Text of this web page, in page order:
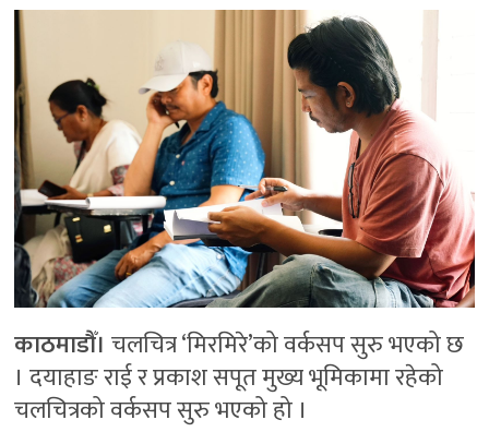
काठमाडौँ। चलचित्र ‘मिरमिरे’को वर्कसप सुरु भएको छ
। दयाहाङ राई र प्रकाश सपूत मुख्य भूमिकामा रहेको
चलचित्रको वर्कसप सुरु भएको हो ।